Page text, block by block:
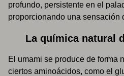
profundo, persistente en el
proporcionando una sensación
La química natural
El umami se produce de forma
ciertos aminoácidos, como el